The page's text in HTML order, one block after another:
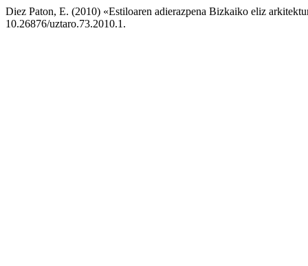
Diez Paton, E. (2010) «Estiloaren adierazpena Bizkaiko eliz
10.26876/uztaro.73.2010.1.